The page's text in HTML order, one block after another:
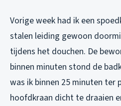
Vorige week had ik een
stalen leiding gewoon
tijdens het douchen. De
binnen minuten stond de
was ik binnen 25 minuten ter
hoofdkraan dicht te draaien